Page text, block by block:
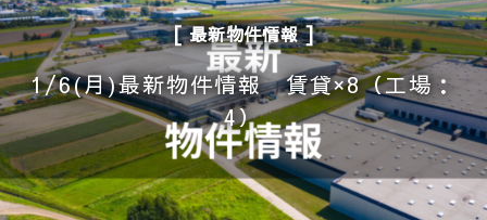
最新物件情報
1/6(月)最新物件情報 賃貸×8（工場：
4）